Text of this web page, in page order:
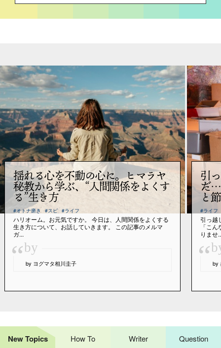
揺れる心を不動の心に。ヒマラヤ
秘教から学ぶ、“人間関係をよくす
る”生き方
#オトナ磨き #スピ #ライフ
ハリオーム。お元気ですか。 今日は、人間関係をよくする
生き方について、お話していきます。 この記事のメルマ
ガ...
“by
by ヨグマタ相川圭子
引
だ…
と
#ライフ
引っ越
「こ
りませ
“ by
New Topics How To Writer Question